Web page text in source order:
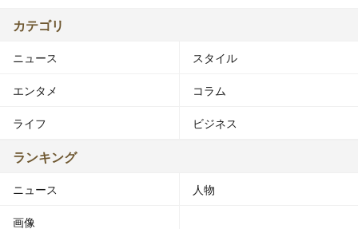
カテゴリ
ニュース スタイル
エンタメ コラム
ライフ ビジネス
ランキング
ニュース 人物
画像